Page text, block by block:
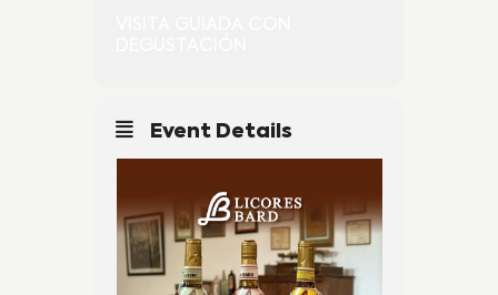
Event Details